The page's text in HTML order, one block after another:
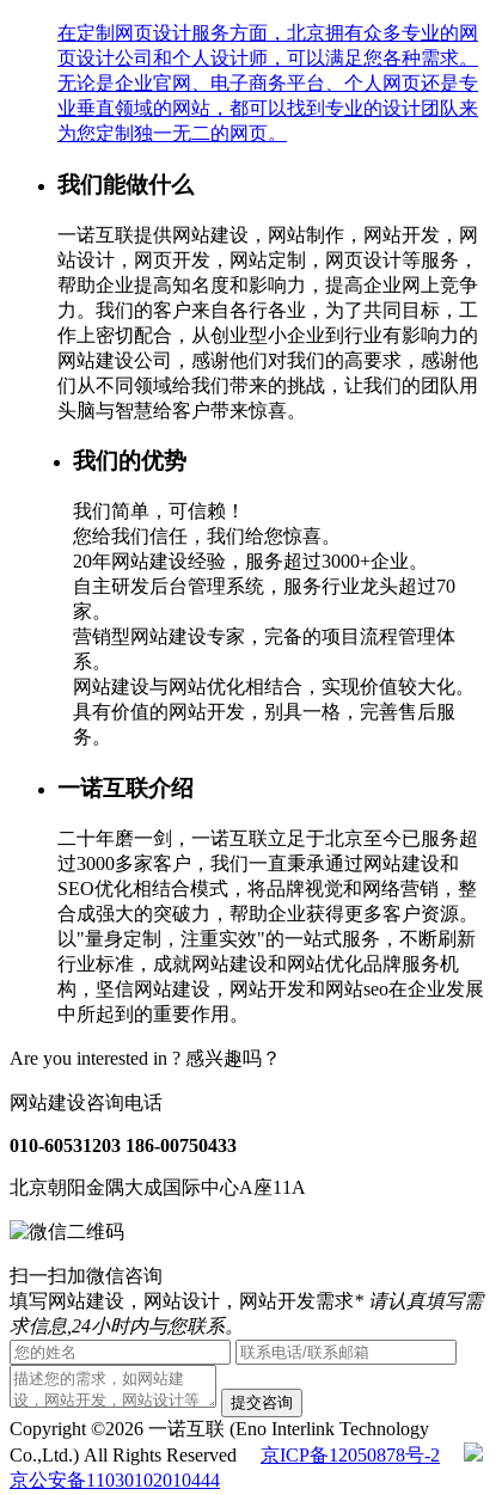
在定制网页设计服务方面，北京拥有众多专业的网
页设计公司和个人设计师，可以满足您各种需求。
无论是企业官网、电子商务平台、个人网页还是专
业垂直领域的网站，都可以找到专业的设计团队来
为您定制独一无二的网页。
我们能做什么
一诺互联提供网站建设，网站制作，网站开发，网
站设计，网页开发，网站定制，网页设计等服务，
帮助企业提高知名度和影响力，提高企业网上竞争
力。我们的客户来自各行各业，为了共同目标，工
作上密切配合，从创业型小企业到行业有影响力的
网站建设公司，感谢他们对我们的高要求，感谢他
们从不同领域给我们带来的挑战，让我们的团队用
头脑与智慧给客户带来惊喜。
我们的优势
我们简单，可信赖！
您给我们信任，我们给您惊喜。
20年网站建设经验，服务超过3000+企业。
自主研发后台管理系统，服务行业龙头超过70
家。
营销型网站建设专家，完备的项目流程管理体
系。
网站建设与网站优化相结合，实现价值较大化。
具有价值的网站开发，别具一格，完善售后服
务。
一诺互联介绍
二十年磨一剑，一诺互联立足于北京至今已服务超
过3000多家客户，我们一直秉承通过网站建设和
SEO优化相结合模式，将品牌视觉和网络营销，整
合成强大的突破力，帮助企业获得更多客户资源。
以"量身定制，注重实效"的一站式服务，不断刷新
行业标准，成就网站建设和网站优化品牌服务机
构，坚信网站建设，网站开发和网站seo在企业发展
中所起到的重要作用。
Are you interested in ? 感兴趣吗？
网站建设咨询电话
010-60531203 186-00750433
北京朝阳金隅大成国际中心A座11A
扫一扫加微信咨询
填写网站建设，网站设计，网站开发需求* 请认真填写需
求信息,24小时内与您联系。
提交咨询
Copyright ©2026 一诺互联 (Eno Interlink Technology
Co.,Ltd.) All Rights Reserved 京ICP备12050878号-2
京公安备11030102010444